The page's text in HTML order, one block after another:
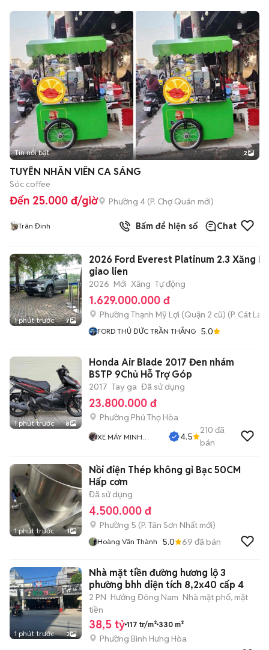
Tin nổi bật 2
TUYỂN NHÂN VIÊN CA SÁNG
Sóc coffee
Đến 25.000 đ/giờ Phường 4 (P. Chợ Quán mới)
Trân Đinh Bấm để hiện số Chat
1 phút trước 7
2026 Ford Everest Platinum 2.3 Xăng
giao lien
2026 Mới Xăng Tự động
1.629.000.000 đ
Phường Thạnh Mỹ Lợi (Quận 2 cũ) (P. Cát Lái
FORD THỦ ĐỨC TRẦN THẮNG 5.0
1 phút trước 8
Honda Air Blade 2017 Đen nhám
BSTP 9Chủ Hỗ Trợ Góp
2017 Tay ga Đã sử dụng
23.800.000 đ
Phường Phú Thọ Hòa
XE MÁY MINH
4.5
210 đã
bán
1 phút trước 1
Nồi điện Thép không gỉ Bạc 50CM
Hấp cơm
Đã sử dụng
4.500.000 đ
Phường 5 (P. Tân Sơn Nhất mới)
Hoàng Văn Thành 5.0 69 đã bán
1 phút trước 3
Nhà mặt tiền đường hương lộ 3
phường bhh diện tích 8,2x40 cấp 4
2 PN Hướng Đông Nam Nhà mặt phố, mặt
tiền
38,5 tỷ 117 tr/m² 330 m²
Phường Bình Hưng Hòa